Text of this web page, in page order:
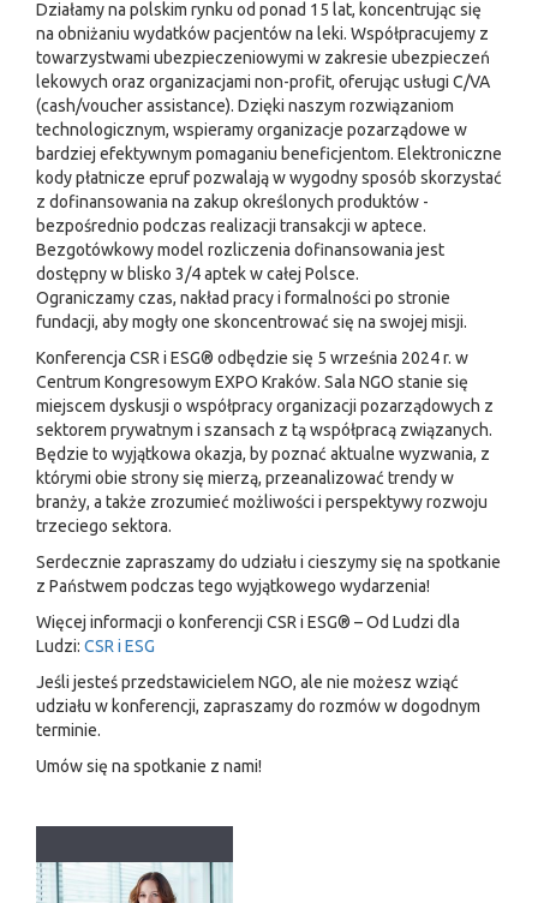
Działamy na polskim rynku od ponad 15 lat, koncentrując się
na obniżaniu wydatków pacjentów na leki. Współpracujemy z
towarzystwami ubezpieczeniowymi w zakresie ubezpieczeń
lekowych oraz organizacjami non-profit, oferując usługi C/VA
(cash/voucher assistance). Dzięki naszym rozwiązaniom
technologicznym, wspieramy organizacje pozarządowe w
bardziej efektywnym pomaganiu beneficjentom. Elektroniczne
kody płatnicze epruf pozwalają w wygodny sposób skorzystać
z dofinansowania na zakup określonych produktów -
bezpośrednio podczas realizacji transakcji w aptece.
Bezgotówkowy model rozliczenia dofinansowania jest
dostępny w blisko 3/4 aptek w całej Polsce.
Ograniczamy czas, nakład pracy i formalności po stronie
fundacji, aby mogły one skoncentrować się na swojej misji.
Konferencja CSR i ESG® odbędzie się 5 września 2024 r. w
Centrum Kongresowym EXPO Kraków. Sala NGO stanie się
miejscem dyskusji o współpracy organizacji pozarządowych z
sektorem prywatnym i szansach z tą współpracą związanych.
Będzie to wyjątkowa okazja, by poznać aktualne wyzwania, z
którymi obie strony się mierzą, przeanalizować trendy w
branży, a także zrozumieć możliwości i perspektywy rozwoju
trzeciego sektora.
Serdecznie zapraszamy do udziału i cieszymy się na spotkanie
z Państwem podczas tego wyjątkowego wydarzenia!
Więcej informacji o konferencji CSR i ESG® – Od Ludzi dla
Ludzi: CSR i ESG
Jeśli jesteś przedstawicielem NGO, ale nie możesz wziąć
udziału w konferencji, zapraszamy do rozmów w dogodnym
terminie.
Umów się na spotkanie z nami!